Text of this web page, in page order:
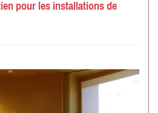
pour les installations de